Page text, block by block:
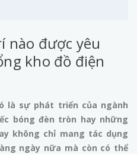
nào được yêu
kho đồ điện
là sự phát triển của ngành
bóng đèn tròn hay những
không chỉ mang tác dụng
ngày nữa mà còn có thể